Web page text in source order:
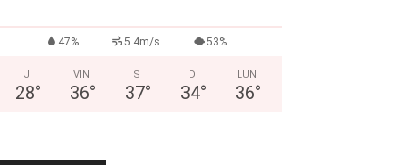
47% 5.4m/s 53%
J
28°
VIN
36°
S
37°
D
34°
LUN
36°